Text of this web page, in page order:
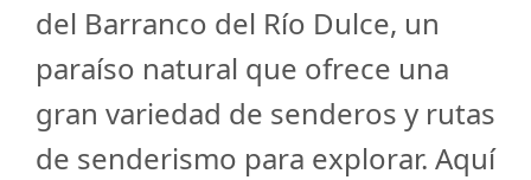
del Barranco del Río Dulce, un
paraíso natural que ofrece una
gran variedad de senderos y rutas
de senderismo para explorar. Aquí